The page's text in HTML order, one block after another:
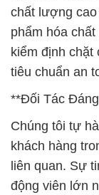
chất lượng
phẩm hóa
kiểm định chặt
tiêu chuẩn an
**Đối Tác
Chúng tôi tự
khách hàng
liên quan. Sự
động viên lớn